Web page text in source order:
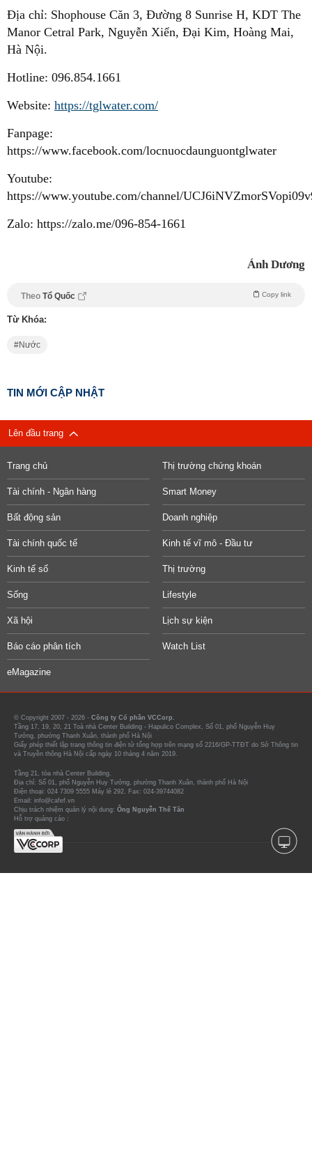
Địa chỉ: Shophouse Căn 3, Đường 8 Sunrise H, KDT The
Manor Cetral Park, Nguyễn Xiển, Đại Kim, Hoàng Mai,
Hà Nội.
Hotline: 096.854.1661
Website: https://tglwater.com/
Fanpage:
https://www.facebook.com/locnuocdaunguontglwater
Youtube:
https://www.youtube.com/channel/
Zalo: https://zalo.me/096-854-1661
Ánh Dương
Theo Tổ Quốc Copy link
Từ Khóa:
Nước
TIN MỚI CẬP NHẬT
Lên đầu trang
Trang chủ Thị trường chứng khoán
Tài chính - Ngân hàng Smart Money
Bất động sản Doanh nghiệp
Tài chính quốc tế Kinh tế vĩ mô - Đầu tư
Kinh tế số Thị trường
Sống Lifestyle
Xã hội Lịch sự kiện
Báo cáo phân tích Watch List
eMagazine
© Copyright 2007 - 2026 - Công ty Cổ phần VCCorp.
Tầng 17, 19, 20, 21 Toà nhà Center Building - Hapulico Complex, Số 01, phố Nguyễn Huy
Tưởng, phường Thanh Xuân, thành phố Hà Nội
Giấy phép thiết lập trang thông tin điện tử tổng hợp trên mạng số 2216/GP-TTĐT do Sở Thông tin
và Truyền thông Hà Nội cấp ngày 10 tháng 4 năm 2019.
Tầng 21, tòa nhà Center Building.
Địa chỉ: Số 01, phố Nguyễn Huy Tưởng, phường Thanh Xuân, thành phố Hà Nội
Điện thoại: 024 7309 5555 Máy lẻ 292. Fax: 024-39744082
Email: info@cafef.vn
Chịu trách nhiệm quản lý nội dung: Ông Nguyễn Thế Tân
Hỗ trợ quảng cáo :